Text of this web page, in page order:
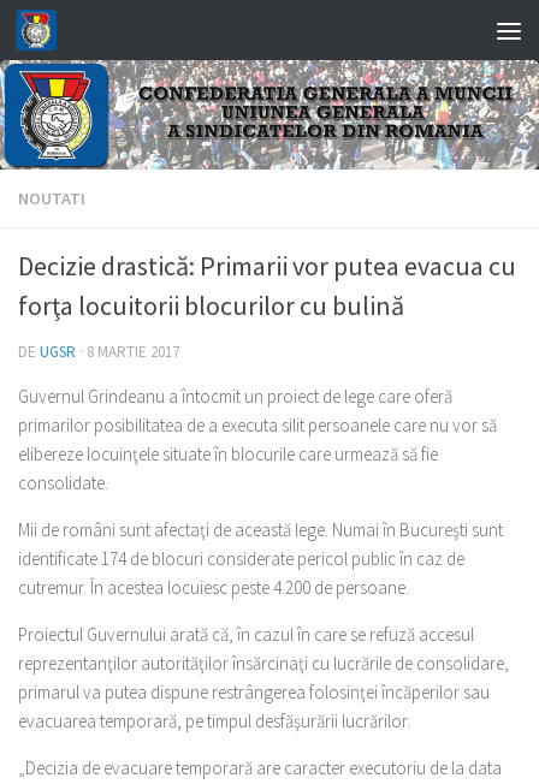
Skip to content
NOUTATI
Decizie drastică: Primarii vor putea evacua cu
forţa locuitorii blocurilor cu bulină
DE UGSR · 8 MARTIE 2017
Guvernul Grindeanu a întocmit un proiect de lege care oferă
primarilor posibilitatea de a executa silit persoanele care nu vor să
elibereze locuinţele situate în blocurile care urmează să fie
consolidate.
Mii de români sunt afectaţi de această lege. Numai în Bucureşti sunt
identificate 174 de blocuri considerate pericol public în caz de
cutremur. În acestea locuiesc peste 4.200 de persoane.
Proiectul Guvernului arată că, în cazul în care se refuză accesul
reprezentanţilor autorităţilor însărcinaţi cu lucrările de consolidare,
primarul va putea dispune restrângerea folosinţei încăperilor sau
evacuarea temporară, pe timpul desfăşurării lucrărilor.
„Decizia de evacuare temporară are caracter executoriu de la data